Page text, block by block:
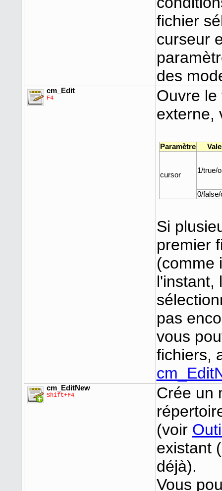
fichier
curseur
des
cm_Edit
F4
Ouvre
externe,
Paramètre
cursor
1/true/
0/false/
Si
premier
(comme
l'instant,
pas
vous
fichiers,
cm_EditNew
Shift+F4
Crée un
(voir
existant
déjà).
Vous